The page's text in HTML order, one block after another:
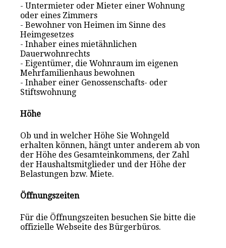
- Untermieter oder Mieter einer Wohnung
oder eines Zimmers
- Bewohner von Heimen im Sinne des
Heimgesetzes
- Inhaber eines mietähnlichen
Dauerwohnrechts
- Eigentümer, die Wohnraum im eigenen
Mehrfamilienhaus bewohnen
- Inhaber einer Genossenschafts- oder
Stiftswohnung
Höhe
Ob und in welcher Höhe Sie Wohngeld
erhalten können, hängt unter anderem ab von
der Höhe des Gesamteinkommens, der Zahl
der Haushaltsmitglieder und der Höhe der
Belastungen bzw. Miete.
Öffnungszeiten
Für die Öffnungszeiten besuchen Sie bitte die
offizielle Webseite des Bürgerbüros.